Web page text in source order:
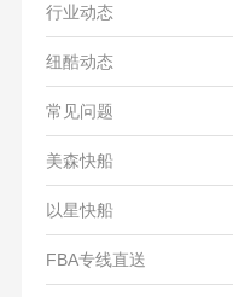
行业动态
纽酷动态
常见问题
美森快船
以星快船
FBA专线直送